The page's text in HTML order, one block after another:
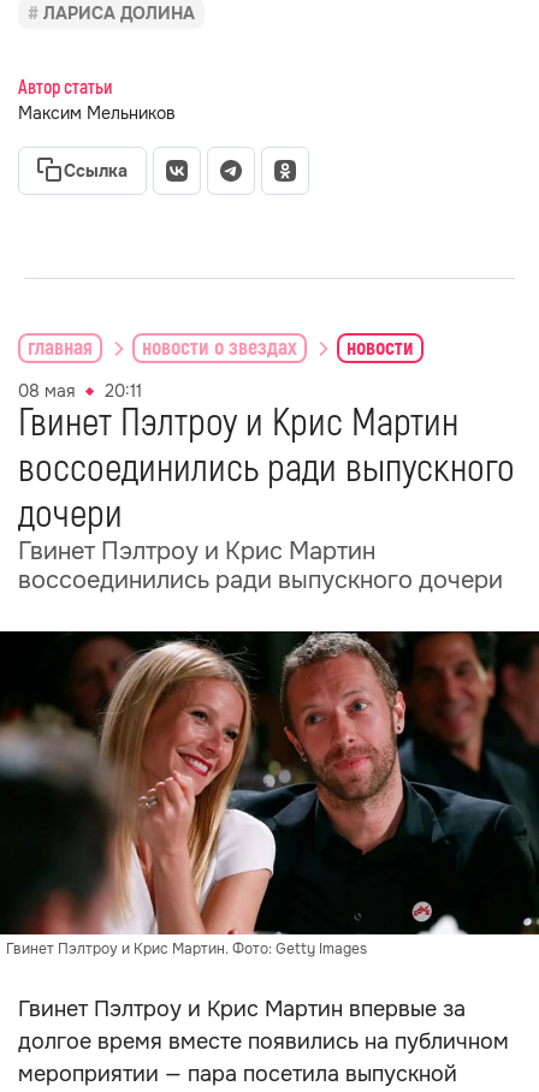
ЛАРИСА ДОЛИНА
Автор статьи
Максим Мельников
Ссылка
главная новости о звездах новости
08 мая 20:11
Гвинет Пэлтроу и Крис Мартин
воссоединились ради выпускного
дочери
Гвинет Пэлтроу и Крис Мартин
воссоединились ради выпускного дочери
Гвинет Пэлтроу и Крис Мартин. Фото: Getty Images
Гвинет Пэлтроу и Крис Мартин впервые за
долгое время вместе появились на публичном
мероприятии — пара посетила выпускной